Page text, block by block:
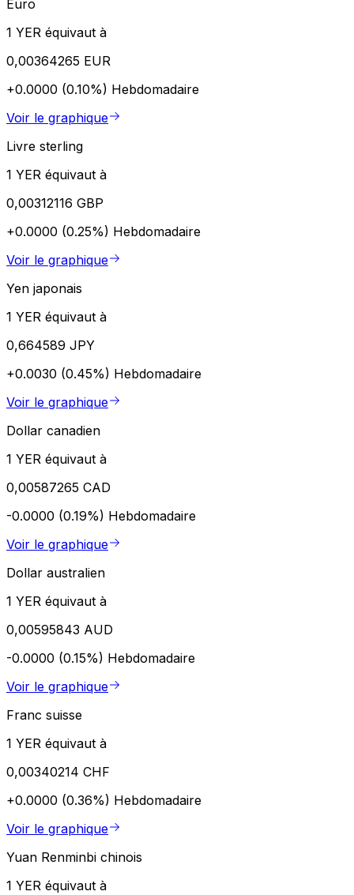
Euro
1 YER équivaut à
0,00364265 EUR
+0.0000 (0.10%) Hebdomadaire
Voir le graphique
Livre sterling
1 YER équivaut à
0,00312116 GBP
+0.0000 (0.25%) Hebdomadaire
Voir le graphique
Yen japonais
1 YER équivaut à
0,664589 JPY
+0.0030 (0.45%) Hebdomadaire
Voir le graphique
Dollar canadien
1 YER équivaut à
0,00587265 CAD
-0.0000 (0.19%) Hebdomadaire
Voir le graphique
Dollar australien
1 YER équivaut à
0,00595843 AUD
-0.0000 (0.15%) Hebdomadaire
Voir le graphique
Franc suisse
1 YER équivaut à
0,00340214 CHF
+0.0000 (0.36%) Hebdomadaire
Voir le graphique
Yuan Renminbi chinois
1 YER équivaut à